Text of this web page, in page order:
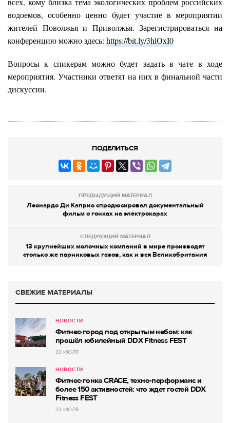
водоемов, особенно ценно будет участие в мероприятии
жителей Поволжья и Приволжья. Зарегистрироваться на
конференцию можно здесь: https://bit.ly/3hlOxI0
Вопросы к спикерам можно будет задать в чате в ходе
мероприятия. Участники ответят на них в финальной части
дискуссии.
ПОДЕЛИТЬСЯ
ПРЕДЫДУЩИЙ МАТЕРИАЛ
Леонардо Ди Каприо спродюсировал документальный
фильм о гонках на электрокарах
СЛЕДУЮЩИЙ МАТЕРИАЛ
13 крупнейших молочных компаний в мире производят
столько же парниковых газов, как и вся Великобритания
СВЕЖИЕ МАТЕРИАЛЫ
НОВОСТИ
Фитнес-город под открытым небом: как
прошёл юбилейный DDX Fitness FEST
30 ИЮЛЯ
НОВОСТИ
Фитнес-гонка CRACE, техно-перформанс и
более 150 активностей: что ждет гостей DDX
Fitness FEST
23 ИЮЛЯ